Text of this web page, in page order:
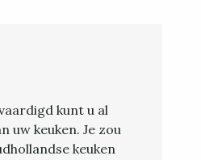
kunt u al
uw keuken. Je zou
keuken